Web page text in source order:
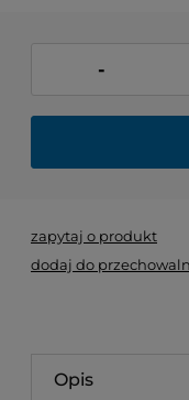
-
zapytaj o produkt
dodaj do
Opis